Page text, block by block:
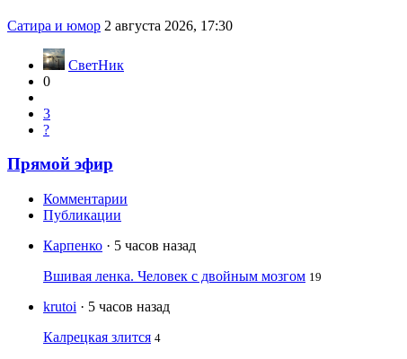
Сатира и юмор 2 августа 2026, 17:30
СветНик
0
3
?
Прямой эфир
Комментарии
Публикации
Карпенко · 5 часов назад
Вшивая ленка. Человек с двойным мозгом 19
krutoi · 5 часов назад
Калрецкая злится 4